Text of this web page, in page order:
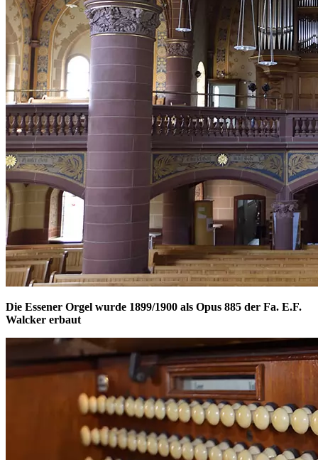
Die Essener Orgel wurde 1899/1900 als Opus 885 der Fa. E.F.
Walcker erbaut